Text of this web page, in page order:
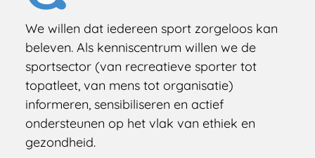
We willen dat iedereen sport zorgeloos kan
beleven. Als kenniscentrum willen we de
sportsector (van recreatieve sporter tot
topatleet, van mens tot organisatie)
informeren, sensibiliseren en actief
ondersteunen op het vlak van ethiek en
gezondheid.